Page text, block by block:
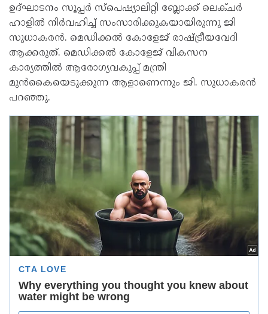
ഉദ്ഘാടനം സൂപ്പർ സ്പെഷ്യാലിറ്റി ബ്ലോക്ക് ലെക്ചർ
ഹാളിൽ നിർവഹിച്ച് സംസാരിക്കുകയായിരുന്നു ജി
സുധാകരൻ. മെഡിക്കൽ കോളേജ് രാഷ്ട്രീയവേദി
ആക്കരുത്. മെഡിക്കൽ കോളേജ് വികസന
കാര്യത്തിൽ ആരോഗ്യവകുപ്പ് മന്ത്രി
മുൻകൈയെടുക്കുന്ന ആളാണെന്നും ജി. സുധാകരൻ
പറഞ്ഞു.